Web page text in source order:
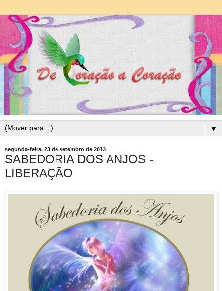
▼
segunda-feira, 23 de setembro de 2013
SABEDORIA DOS ANJOS -
LIBERAÇÃO